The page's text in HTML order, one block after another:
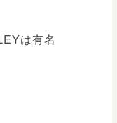
は有名